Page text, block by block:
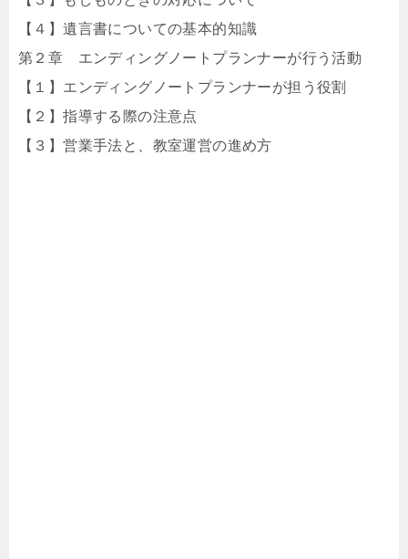
【４】遺言書についての基本的知識
第２章 エンディングノートプランナーが行う活動
【１】エンディングノートプランナーが担う役割
【２】指導する際の注意点
【３】営業手法と、教室運営の進め方